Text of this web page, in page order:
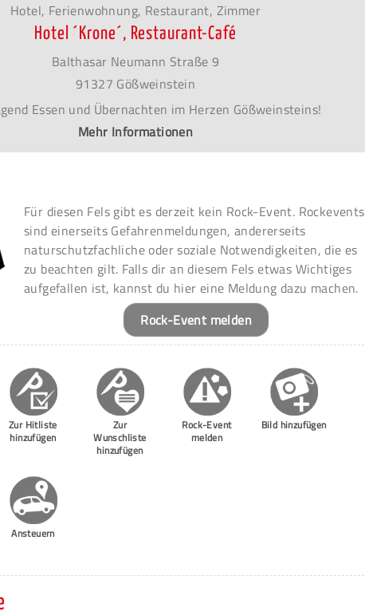
Hotel, Ferienwohnung, Restaurant, Zimmer
Hotel ´Krone´, Restaurant-Café
Balthasar Neumann Straße 9
91327 Gößweinstein
Essen und Übernachten im Herzen Gößweinsteins!
Mehr Informationen
Für diesen Fels gibt es derzeit kein Rock-Event. Rockevents
sind einerseits Gefahrenmeldungen, andererseits
naturschutzfachliche oder soziale Notwendigkeiten, die es
zu beachten gilt. Falls dir an diesem Fels etwas Wichtiges
aufgefallen ist, kannst du hier eine Meldung dazu machen.
Rock-Event melden
Zur Hitliste
hinzufügen
Zur
Wunschliste
hinzufügen
Rock-Event
melden
Bild hinzufügen
Ansteuern